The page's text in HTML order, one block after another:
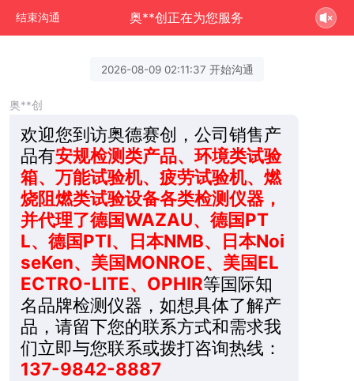
结束沟通 奥**创正在为您服务
2026-08-09 02:11:37 开始沟通
奥**创
欢迎您到访奥德赛创，公司销售产
品有安规检测类产品、环境类试验
箱、万能试验机、疲劳试验机、燃
烧阻燃类试验设备各类检测仪器，
并代理了德国WAZAU、德国PT
L、德国PTI、日本NMB、日本Noi
seKen、美国MONROE、美国EL
ECTRO-LITE、OPHIR等国际知
名品牌检测仪器，如想具体了解产
品，请留下您的联系方式和需求我
们立即与您联系或拨打咨询热线：
137-9842-8887